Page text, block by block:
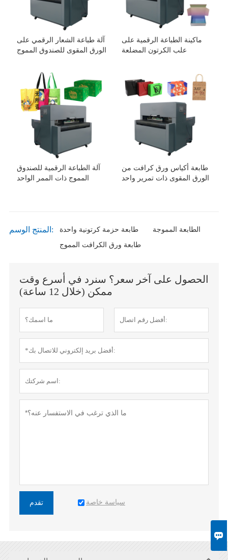

آلة طباعة الشعار الرقمي على
الورق المقوى للصندوق المموج
ماكينة الطباعة الرقمية على
علب الكرتون المضلعة
آلة الطباعة الرقمية للصندوق
المموج ذات الممر الواحد
طابعة أكياس ورق كرافت من
الورق المقوى ذات تمرير واحد
المنتج الوسم: طابعة حزمة كرتونية واحدة
الطابعة المموجة
طابعة ورق الكرافت المموج
الحصول على آخر سعر؟ سنرد في أسرع وقت
ممكن (خلال 12 ساعة)
تقدم سياسة خاصة